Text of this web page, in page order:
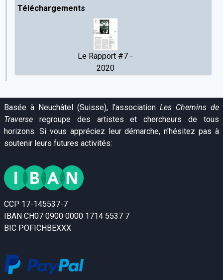
Téléchargements
Le Rapport #7 -
2020
Basée à Neuchâtel (Suisse), l'association Les Chemins de
Traverse regroupe des artistes et chercheurs de tous
horizons. Si vous appréciez leur démarche, n'hésitez pas à
soutenir leurs futures activités:
CCP 17-145537-7
IBAN CH07 0900 0000 1714 5537 7
BIC POFICHBEXXX